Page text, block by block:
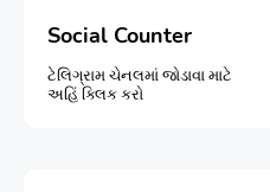
Social Counter
ટેલિગ્રામ ચેનલમાં જોડાવા માટે
અહિં ક્લિક કરો